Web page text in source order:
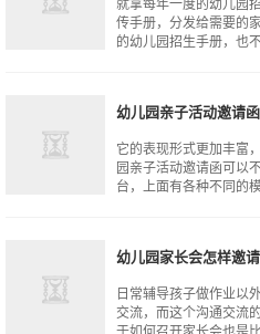
传手册，分发给需要的
的幼儿园招生手册，也
幼儿园亲子活动邀请
它的表现形式更加丰富
园亲子活动邀请函可以
台，上面有各种不同的
幼儿园家长会怎样邀
日常辅导孩子做作业以
交流，而这个沟通交
于如何召开家长会也是